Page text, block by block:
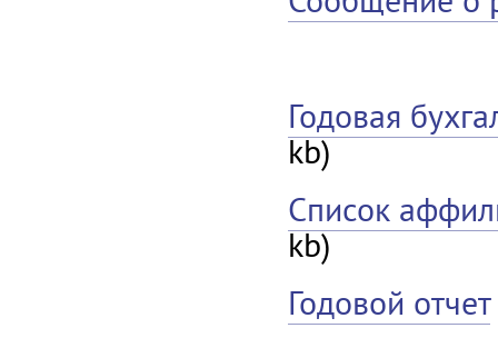
Годовая
kb)
Список
kb)
Годовой отчет